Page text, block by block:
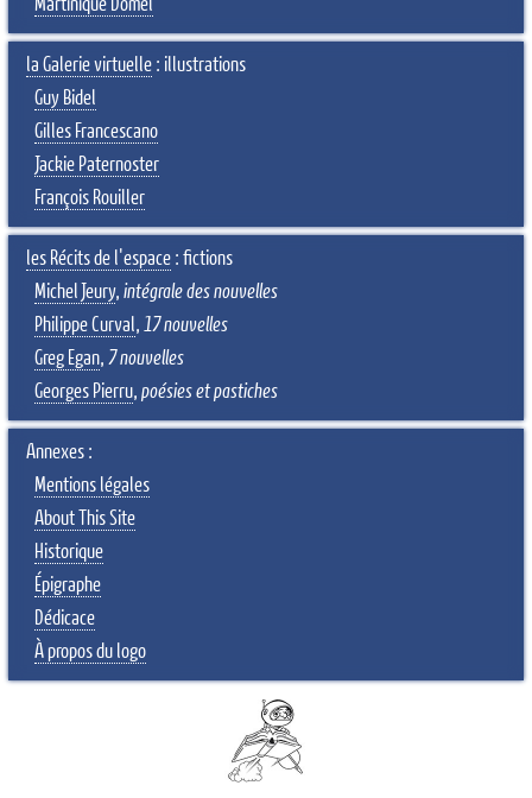
Martinique Domel
la Galerie virtuelle : illustrations
Guy Bidel
Gilles Francescano
Jackie Paternoster
François Rouiller
les Récits de l'espace : fictions
Michel Jeury, intégrale des nouvelles
Philippe Curval, 17 nouvelles
Greg Egan, 7 nouvelles
Georges Pierru, poésies et pastiches
Annexes :
Mentions légales
About This Site
Historique
Épigraphe
Dédicace
À propos du logo